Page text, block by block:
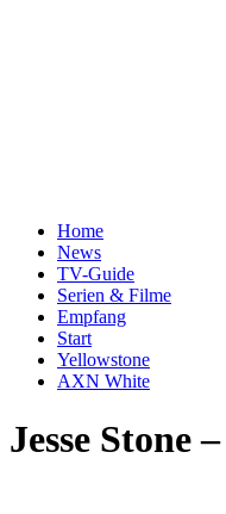
Home
News
TV-Guide
Serien & Filme
Empfang
Start
Yellowstone
AXN White
Jesse Stone